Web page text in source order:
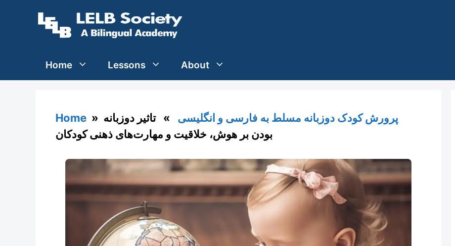
Home Lessons About
Home » پرورش کودک دوزبانه مسلط به فارسی و انگلیسی » تاثیر دوزبانه
بودن بر هوش، خلاقیت و مهارت‌های ذهنی کودکان